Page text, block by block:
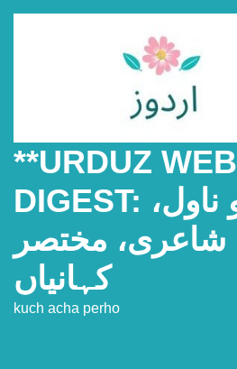
**URDUZ WEB
DIGEST: اردو ناول،
شاعری، مختصر
کہانیاں
kuch acha perho